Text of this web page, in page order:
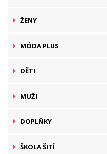
ŽENY
MÓDA PLUS
DĚTI
MUŽI
DOPLŇKY
ŠKOLA ŠITÍ